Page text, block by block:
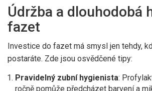
Údržba a dlouhodobá
fazet
Investice do fazet má smysl jen tehdy,
postaráte. Zde jsou osvědčené tipy:
Pravidelný zubní hygienista:
ročně pomůže předcházet barvení a